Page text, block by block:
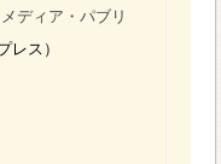
ディア・パブリ
レス）